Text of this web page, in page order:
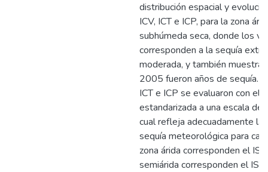
distribución espacial y
ICV, ICT e ICP, para la zona
subhúmeda seca, donde los
corresponden a la sequía
moderada, y también
2005 fueron años de sequía.
ICT e ICP se evaluaron con el
estandarizada a una escala
cual refleja adecuadamente la
sequía meteorológica para
zona árida corresponden el
semiárida corresponden el